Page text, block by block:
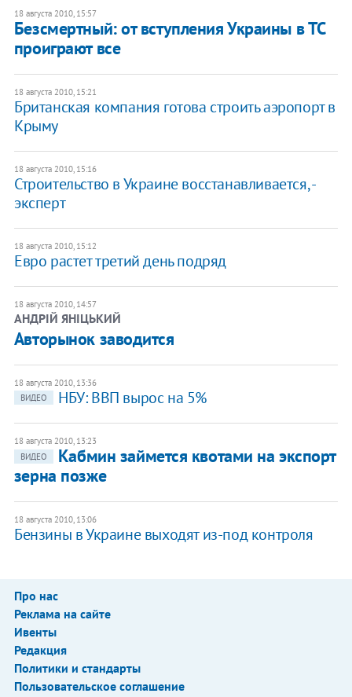
18 августа 2010, 15:57
Безсмертный: от вступления Украины в ТС
проиграют все
18 августа 2010, 15:21
Британская компания готова строить аэропорт в
Крыму
18 августа 2010, 15:16
Строительство в Украине восстанавливается, -
эксперт
18 августа 2010, 15:12
Евро растет третий день подряд
18 августа 2010, 14:57
АНДРІЙ ЯНІЦЬКИЙ
​Авторынок заводится
18 августа 2010, 13:36
ВИДЕО
НБУ: ВВП вырос на 5%
18 августа 2010, 13:23
ВИДЕО
Кабмин займется квотами на экспорт
зерна позже
18 августа 2010, 13:06
Бензины в Украине выходят из-под контроля
Про нас
Реклама на сайте
Ивенты
Редакция
Политики и стандарты
Пользовательское соглашение